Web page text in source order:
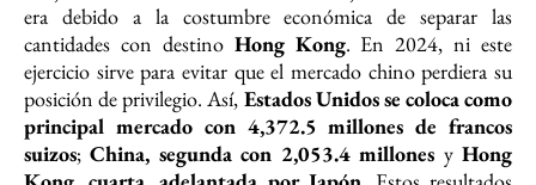
era debido a la costumbre económica de separar las
cantidades con destino Hong Kong. En 2024, ni este
ejercicio sirve para evitar que el mercado chino perdiera su
posición de privilegio. Así, Estados Unidos se coloca como
principal mercado con 4,372.5 millones de francos
suizos;China, segunda con 2,053.4 millones yHong